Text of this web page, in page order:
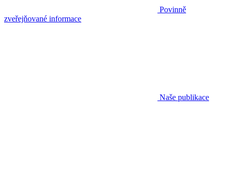
Povinně
zveřejňované informace
Naše publikace